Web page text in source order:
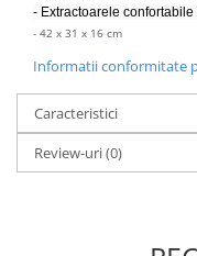
- Extractoarele
- 42 x 31 x 16 cm
Informatii conformitate
Caracteristici
Review-uri(0)